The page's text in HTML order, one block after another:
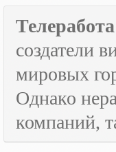
Телеработа
создатели
мировых
Однако
компаний,